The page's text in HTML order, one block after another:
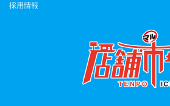
採用情報